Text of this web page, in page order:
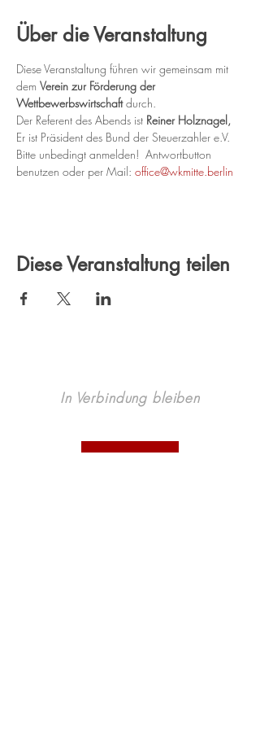
Über die Veranstaltung
Diese Veranstaltung führen wir gemeinsam mit
dem Verein zur Förderung der
Wettbewerbswirtschaft durch.
Der Referent des Abends ist Reiner Holznagel,
Er ist Präsident des Bund der Steuerzahler e.V.
Bitte unbedingt anmelden!  Antwortbutton
benutzen oder per Mail: office@wkmitte.berlin
Diese Veranstaltung teilen
In Verbindung bleiben